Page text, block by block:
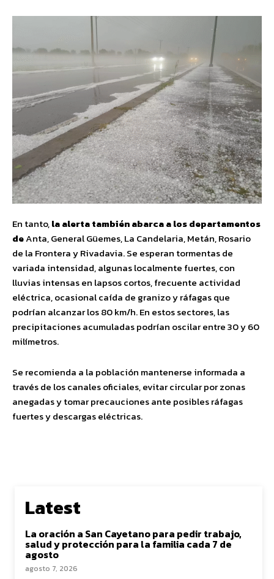
En tanto,la alerta también abarca a los departamentos
deAnta, General Güemes, La Candelaria, Metán, Rosario
de la Frontera y Rivadavia. Se esperan tormentas de
variada intensidad, algunas localmente fuertes, con
lluvias intensas en lapsos cortos, frecuente actividad
eléctrica, ocasional caída de granizo y ráfagas que
podrían alcanzar los 80 km/h. En estos sectores, las
precipitaciones acumuladas podrían oscilar entre 30 y 60
milímetros.
Se recomienda a la población mantenerse informada a
través de los canales oficiales, evitar circular por zonas
anegadas y tomar precauciones ante posibles ráfagas
fuertes y descargas eléctricas.
Latest
La oración a San Cayetano para pedir trabajo,
salud y protección para la familia cada 7 de
agosto
agosto 7, 2026